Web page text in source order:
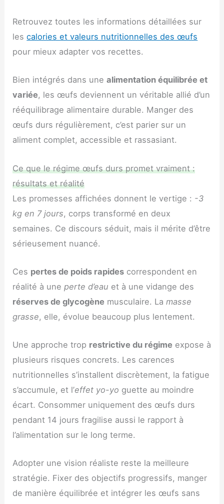
Retrouvez toutes les informations détaillées sur
lescalories et valeurs nutritionnelles des œufs
pour mieux adapter vos recettes.
Bien intégrés dans unealimentation équilibrée et
variée, les œufs deviennent un véritable allié d’un
rééquilibrage alimentaire durable. Manger des
œufs durs régulièrement, c’est parier sur un
aliment complet, accessible et rassasiant.
Ce que le régime œufs durs promet vraiment :
résultats et réalité
Les promesses affichées donnent le vertige : -3
kg en 7 jours, corps transformé en deux
semaines. Ce discours séduit, mais il mérite d’être
sérieusement nuancé.
Ces pertes de poids rapides correspondent en
réalité à uneperte d’eau et à une vidange des
réserves de glycogène musculaire. Lamasse
grasse, elle, évolue beaucoup plus lentement.
Une approche trop restrictive du régime expose à
plusieurs risques concrets. Les carences
nutritionnelles s’installent discrètement, la fatigue
s’accumule, et l’effet yo-yo guette au moindre
écart. Consommer uniquement des œufs durs
pendant 14 jours fragilise aussi le rapport à
l’alimentation sur le long terme.
Adopter une vision réaliste reste la meilleure
stratégie. Fixer des objectifs progressifs, manger
de manière équilibrée et intégrer les œufs sans